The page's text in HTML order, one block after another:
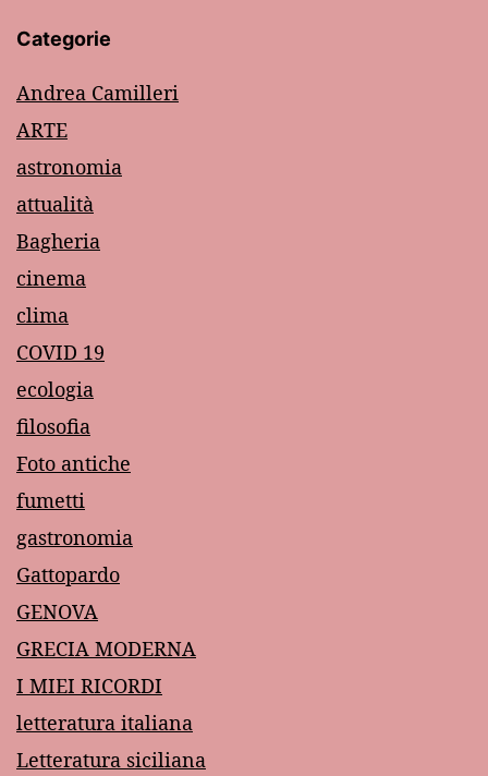
Categorie
Andrea Camilleri
ARTE
astronomia
attualità
Bagheria
cinema
clima
COVID 19
ecologia
filosofia
Foto antiche
fumetti
gastronomia
Gattopardo
GENOVA
GRECIA MODERNA
I MIEI RICORDI
letteratura italiana
Letteratura siciliana